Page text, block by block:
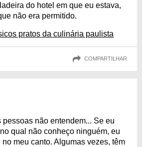
do hotel em que eu estava,
não era permitido.
pratos da culinária paulista
COMPARTILHAR
pessoas não entendem... Se eu
qual não conheço ninguém, eu
meu canto. Algumas vezes, têm